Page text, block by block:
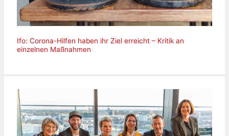
Ifo: Corona-Hilfen haben ihr Ziel erreicht – Kritik an
einzelnen Maßnahmen